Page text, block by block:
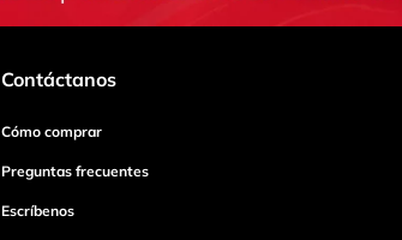
Contáctanos
Cómo comprar
Preguntas frecuentes
Escríbenos